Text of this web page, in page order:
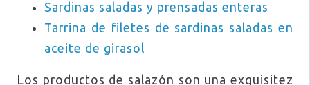
Sardinas saladas y prensadas enteras
Tarrina de filetes de sardinas saladas en
aceite de girasol
Los productos de salazón son una exquisitez